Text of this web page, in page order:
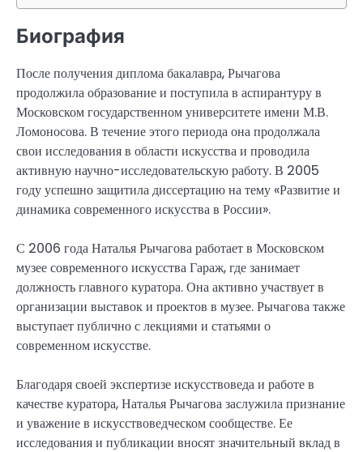
Биография
После получения диплома бакалавра, Рычагова
продолжила образование и поступила в аспирантуру в
Московском государственном университете имени М.В.
Ломоносова. В течение этого периода она продолжала
свои исследования в области искусства и проводила
активную научно-исследовательскую работу. В 2005
году успешно защитила диссертацию на тему «Развитие и
динамика современного искусства в России».
С 2006 года Наталья Рычагова работает в Московском
музее современного искусства Гараж, где занимает
должность главного куратора. Она активно участвует в
организации выставок и проектов в музее. Рычагова также
выступает публично с лекциями и статьями о
современном искусстве.
Благодаря своей экспертизе искусствоведа и работе в
качестве куратора, Наталья Рычагова заслужила признание
и уважение в искусствоведческом сообществе. Ее
исследования и публикации вносят значительный вклад в